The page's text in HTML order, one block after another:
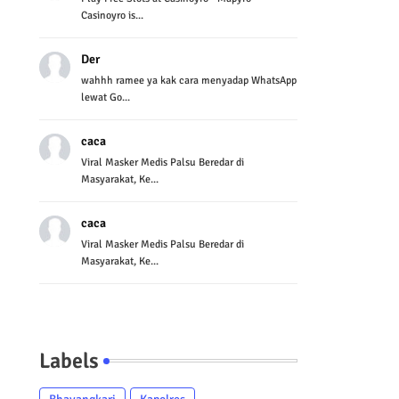
Casinoyro is...
Der
wahhh ramee ya kak cara menyadap WhatsApp
lewat Go...
caca
Viral Masker Medis Palsu Beredar di
Masyarakat, Ke...
caca
Viral Masker Medis Palsu Beredar di
Masyarakat, Ke...
Labels